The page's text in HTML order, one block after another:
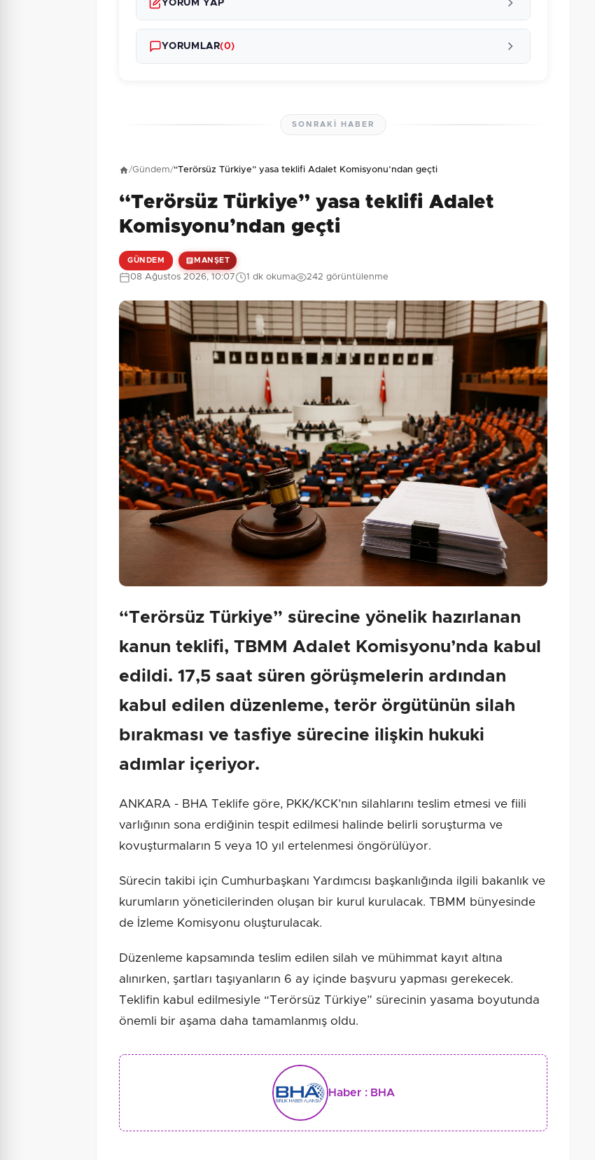
YORUM YAP
Güvenlik Sorusu: 1 + 2 = ? Gönder
YORUMLAR(0)
SONRAKI HABER
/Gündem/“Terörsüz Türkiye” yasa teklifi Adalet Komisyonu’ndan geçti
“Terörsüz Türkiye” yasa teklifi Adalet
Komisyonu’ndan geçti
GÜNDEM MANŞET
08 Ağustos 2026, 10:07 1 dk okuma 242 görüntülenme
“Terörsüz Türkiye” sürecine yönelik hazırlanan
kanun teklifi, TBMM Adalet Komisyonu’nda kabul
edildi. 17,5 saat süren görüşmelerin ardından
kabul edilen düzenleme, terör örgütünün silah
bırakması ve tasfiye sürecine ilişkin hukuki
adımlar içeriyor.
ANKARA - BHA Teklife göre, PKK/KCK’nın silahlarını teslim etmesi ve fiili
varlığının sona erdiğinin tespit edilmesi halinde belirli soruşturma ve
kovuşturmaların 5 veya 10 yıl ertelenmesi öngörülüyor.
Sürecin takibi için Cumhurbaşkanı Yardımcısı başkanlığında ilgili bakanlık ve
kurumların yöneticilerinden oluşan bir kurul kurulacak. TBMM bünyesinde
de İzleme Komisyonu oluşturulacak.
Düzenleme kapsamında teslim edilen silah ve mühimmat kayıt altına
alınırken, şartları taşıyanların 6 ay içinde başvuru yapması gerekecek.
Teklifin kabul edilmesiyle “Terörsüz Türkiye” sürecinin yasama boyutunda
önemli bir aşama daha tamamlanmış oldu.
Haber : BHA